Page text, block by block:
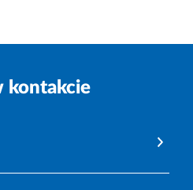
kontakcie